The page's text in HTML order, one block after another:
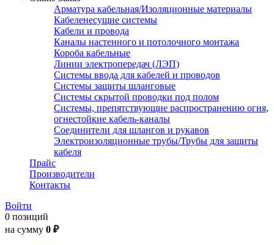
Арматура кабельная/Изоляционные материалы
Кабеленесущие системы
Кабели и провода
Каналы настенного и потолочного монтажа
Короба кабельные
Линии электропередач (ЛЭП)
Системы ввода для кабелей и проводов
Системы защиты шланговые
Системы скрытой проводки под полом
Системы, препятствующие распространению огня,
огнестойкие кабель-каналы
Соединители для шлангов и рукавов
Электроизоляционные трубы/Трубы для защиты
кабеля
Прайс
Производители
Контакты
Войти
0 позиций
на сумму 0 ₽